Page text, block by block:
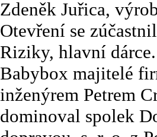
Zdeněk Juřica,
Otevření se
Riziky, hlavní
Babybox majitelé
inženýrem Petrem
dominoval spolek